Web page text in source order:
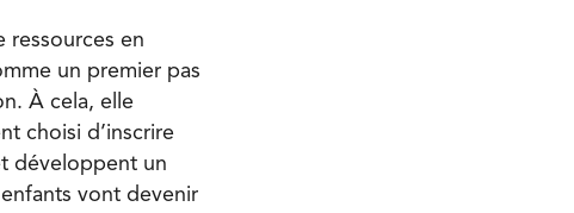
ressources en
un premier pas
À cela, elle
choisi d’inscrire
développent un
vont devenir